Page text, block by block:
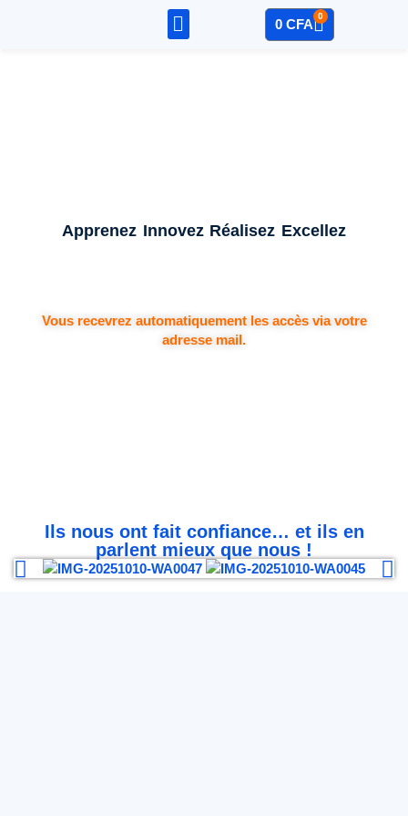
0 CFA
0
Apprenez Innovez Réalisez Excellez
Vous recevrez automatiquement les accès via votre
adresse mail.
Ils nous ont fait confiance… et ils en
parlent mieux que nous !